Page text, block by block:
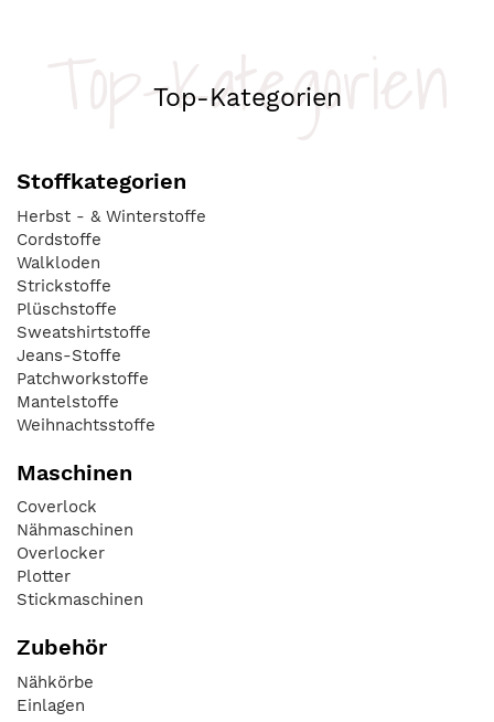
Top-Kategorien
Top-Kategorien
Stoffkategorien
Herbst - & Winterstoffe
Cordstoffe
Walkloden
Strickstoffe
Plüschstoffe
Sweatshirtstoffe
Jeans-Stoffe
Patchworkstoffe
Mantelstoffe
Weihnachtsstoffe
Maschinen
Coverlock
Nähmaschinen
Overlocker
Plotter
Stickmaschinen
Zubehör
Nähkörbe
Einlagen